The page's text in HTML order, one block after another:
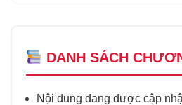
DANH SÁCH
Nội dung đang được cập